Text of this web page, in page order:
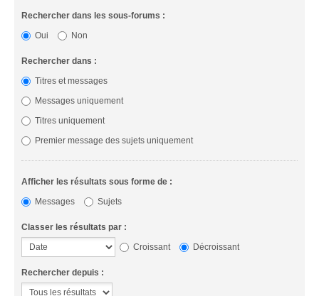
Rechercher dans les sous-forums :
Oui
Non
Rechercher dans :
Titres et messages
Messages uniquement
Titres uniquement
Premier message des sujets uniquement
Afficher les résultats sous forme de :
Messages
Sujets
Classer les résultats par :
Croissant
Décroissant
Rechercher depuis :